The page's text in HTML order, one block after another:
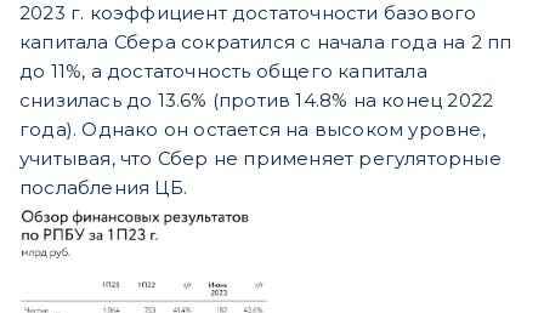
2023 г. коэффициент достаточности базового
капитала Сбера сократился с начала года на 2 пп
до 11%, а достаточность общего капитала
снизилась до 13.6% (против 14.8% на конец 2022
года). Однако он остается на высоком уровне,
учитывая, что Сбер не применяет регуляторные
послабления ЦБ.